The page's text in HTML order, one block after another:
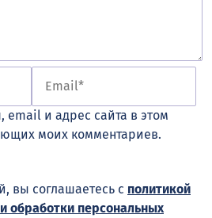
email и адрес сайта в этом
моих комментариев.
вы соглашаетесь с политикой
обработки персональных